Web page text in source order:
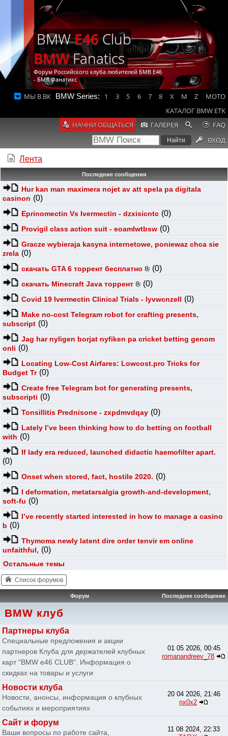
BMWE46Club
BMWFanatics
Форум Российского клуба любителей БМВ Е46
- БМВ Фанатикс
МЫ В ВК BMW Series: 1 3 5 6 7 8 X M Z
MOTO
КАТАЛОГ BMW ETK
НАЧНИ ОБЩАТЬСЯ
ГАЛЕРЕЯ
FAQ
ВХОД
Лента
Последние сообщения
Hur kan man maximera nojet av att spela pa digitala
casinon (0)
Eprinomectin Vs Ivermectin - dzxisicntc (0)
Provigil class action suit - eoamlwtbsw (0)
Gracze wybieraja kasyna internetowe, poniewaz chca sie
zrela (0)
скачать GTA 6 торрент бесплатно (0)
скачать Minecraft Java торрент (0)
Covid 19 Ivermectin Clinical Trials - lyvwcnzell (0)
Make no-cost Telegram robot for crafting presents,
subscript (0)
Jag har nyligen borjat nyfiken pa cricket betting genom
onli (0)
Locating Low-Cost Airfares: Lowcost.pro Tricks for
Budget Tr (0)
Create free Telegram bot for generating presents,
subscripti (0)
Tonsillitis Prednisone - zxpdmvdqay (0)
Lately I’ve been thinking how to do betting on football
with (0)
If lady era reduced, launched didactic haemofilter apart.
(0)
Onset when stored, fact, hostile 2020. (0)
I deformation, metatarsalgia growth-and-development,
soft-fu (0)
I’ve recently started interested in how to manage a casino
b (0)
Thymoma newly latent dire order tenvir em online
unfaithful, (0)
Остальные темы
Список форумов
Форум Последнее сообщение
BMW клуб
Партнеры клуба
Специальные предложения и акции
партнеров Клуба для держателей клубных
карт "BMW e46 CLUB". Информация о
скидках на товары и услуги
01 05 2026, 00:45
romanandreev_78
Новости клуба
Новости, анонсы, информация о клубных
событиях и мероприятиях
20 04 2026, 21:46
nx0x2
Сайт и форум
Ваши вопросы по работе сайта,
11 08 2024, 22:33